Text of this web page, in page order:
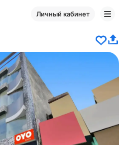
Личный кабинет